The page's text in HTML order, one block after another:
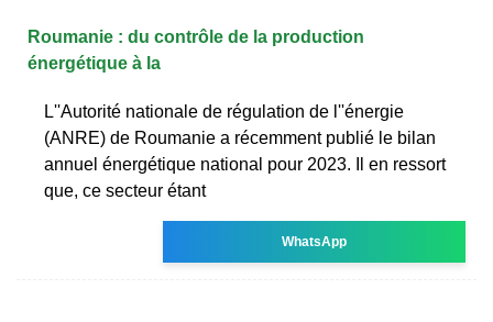
Roumanie : du contrôle de la production
énergétique à la
L''Autorité nationale de régulation de l''énergie
(ANRE) de Roumanie a récemment publié le bilan
annuel énergétique national pour 2023. Il en ressort
que, ce secteur étant
WhatsApp